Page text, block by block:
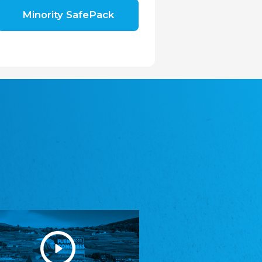
republice, z.s.
Landesversammlung der deutschen Vereine
Sydslesvigsk Forening e. V.
Südschleswigscher Verein
Youth of European Nationalities (YEN)
Jugend Europäischer Volksgruppen (JEV)
Minority SafePack